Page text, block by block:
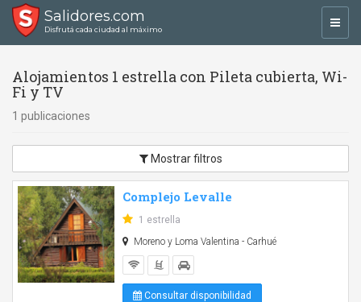
Salidores.com
Disfrutá cada ciudad al máximo
Alojamientos 1 estrella con Pileta cubierta, Wi-
Fi y TV
1 publicaciones
Mostrar filtros
Complejo Levalle
1 estrella
Moreno y Loma Valentina - Carhué
Consultar disponibilidad